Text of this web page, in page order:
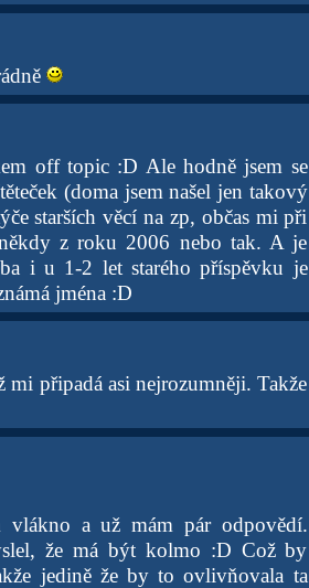
off topic :D Ale hodně jsem se
(doma jsem našel jen takový
starších věcí na zp, občas mi při
z roku 2006 nebo tak. A je
i u 1-2 let starého příspěvku je
jména :D
připadá asi nejrozumněji. Takže
vlákno a už mám pár odpovědí.
že má být kolmo :D Což by
jedině že by to ovlivňovala ta